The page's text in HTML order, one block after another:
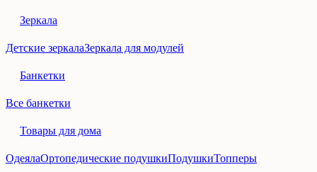
Зеркала
Детские зеркалаЗеркала для модулей
Банкетки
Все банкетки
Товары для дома
ОдеялаОртопедические подушкиПодушкиТопперы